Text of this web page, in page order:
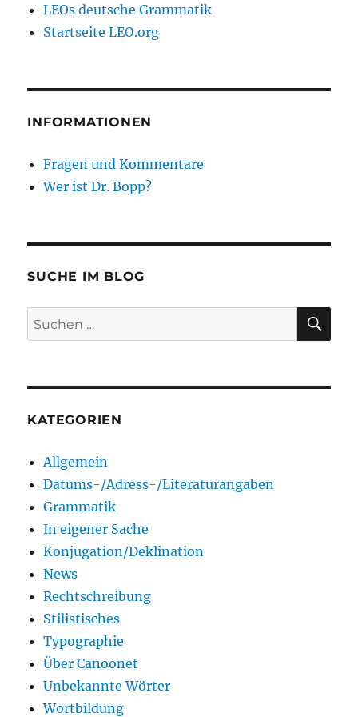
LEOs deutsche Grammatik
Startseite LEO.org
INFORMATIONEN
Fragen und Kommentare
Wer ist Dr. Bopp?
SUCHE IM BLOG
Suchen
nach:
KATEGORIEN
Allgemein
Datums-/Adress-/Literaturangaben
Grammatik
In eigener Sache
Konjugation/Deklination
News
Rechtschreibung
Stilistisches
Typographie
Über Canoonet
Unbekannte Wörter
Wortbildung